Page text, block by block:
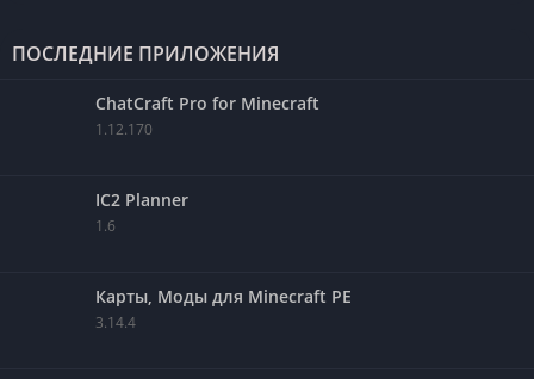
ПОСЛЕДНИЕ ПРИЛОЖЕНИЯ
ChatCraft Pro for Minecraft
1.12.170
IC2 Planner
1.6
Карты, Моды для Minecraft PE
3.14.4